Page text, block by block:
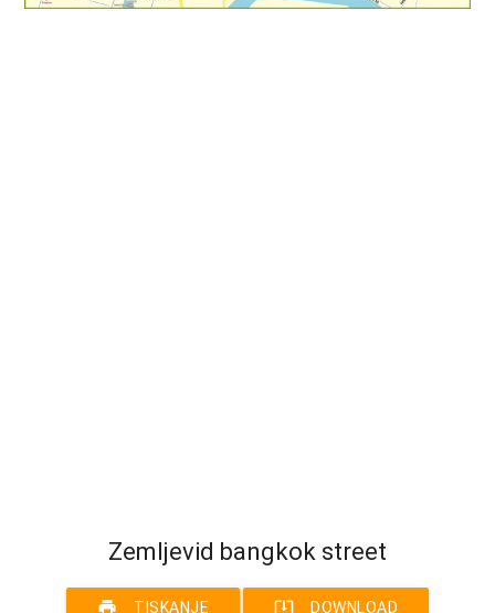
Zemljevid bangkok street
print TISKANJE system_update_alt DOWNLOAD